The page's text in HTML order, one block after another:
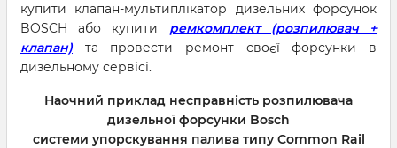
купити клапан-мультиплікатор дизельних форсунок
BOSCH або купити ремкомплект (розпилювач +
клапан) та провести ремонт своєї форсунки в
дизельному сервісі.
Наочний приклад несправність розпилювача
дизельної форсунки Bosch
системи упорскування палива типу Common Rail